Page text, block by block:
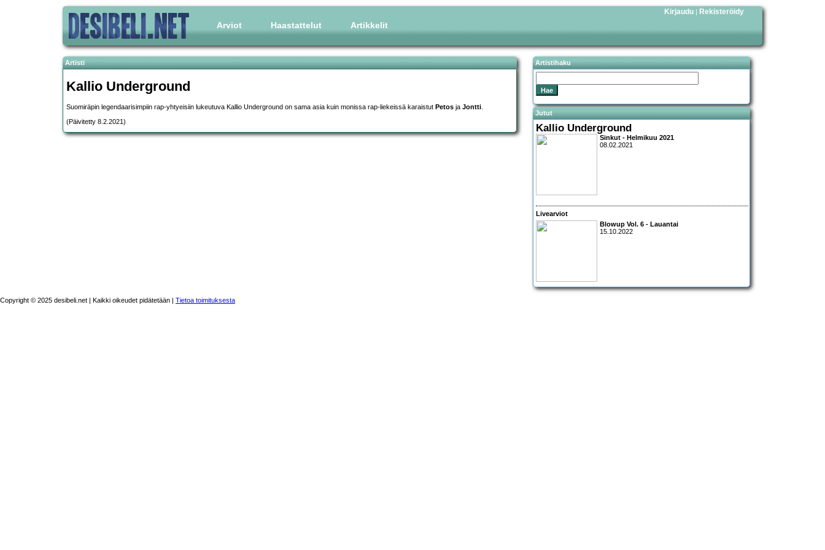
Arviot Haastattelut Artikkelit
Kirjaudu | Rekisteröidy
Artisti
Kallio Underground
Suomiräpin legendaarisimpiin rap-yhtyeisiin lukeutuva Kallio Underground on sama asia kuin monissa rap-liekeissä karaistut Petos ja Jontti.
(Päivitetty 8.2.2021)
Artistihaku
Jutut
Kallio Underground
Sinkut - Helmikuu 2021
08.02.2021
Livearviot
Blowup Vol. 6 - Lauantai
15.10.2022
Copyright © 2025 desibeli.net | Kaikki oikeudet pidätetään | Tietoa toimituksesta